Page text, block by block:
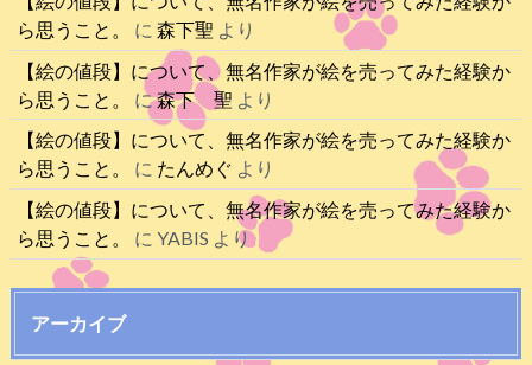
ら思うこと。
に 森下聖 より
【絵の値段】について、無名作家が絵を売ってみた経験か
ら思うこと。
に森下 聖 より
【絵の値段】について、無名作家が絵を売ってみた経験か
ら思うこと。
に たんめぐ より
【絵の値段】について、無名作家が絵を売ってみた経験か
ら思うこと。
に YABIS より
アーカイブ